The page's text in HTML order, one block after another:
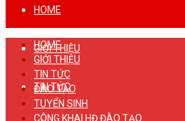
HOME
GIỚI THIỆU
TIN TỨC
HOME
GIỚI THIỆU
TIN TỨC
ĐÀO TẠO
TUYỂN SINH
CÔNG KHAI HĐ ĐÀO TẠO